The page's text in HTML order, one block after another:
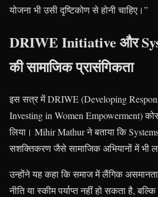
योजना भी उसी दृष्टिकोण से होनी चाहिए।”
DRIWE Initiative और
की सामाजिक प्रासंगिकता
इस सत्र में DRIWE (Developing
Investing in Women Empowerment)
लिया। Mihir Mathur ने बताया कि
सशक्तिकरण जैसे सामाजिक अभियानों में भी
उन्होंने यह कहा कि समाज में लैंगिक
नीति या स्कीम पर्याप्त नहीं हो सकता है,